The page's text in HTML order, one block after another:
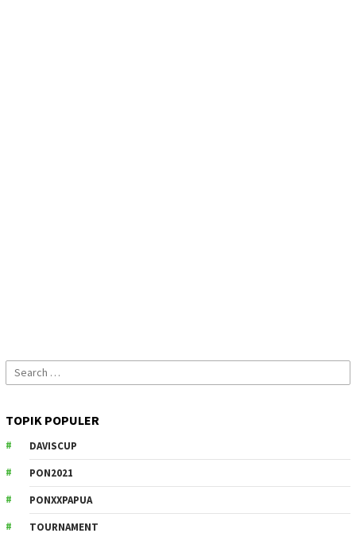
Search
for:
TOPIK POPULER
DAVISCUP
PON2021
PONXXPAPUA
TOURNAMENT